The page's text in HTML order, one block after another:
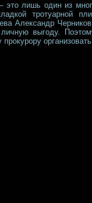
лишь один из
тротуарной
Александр
выгоду.